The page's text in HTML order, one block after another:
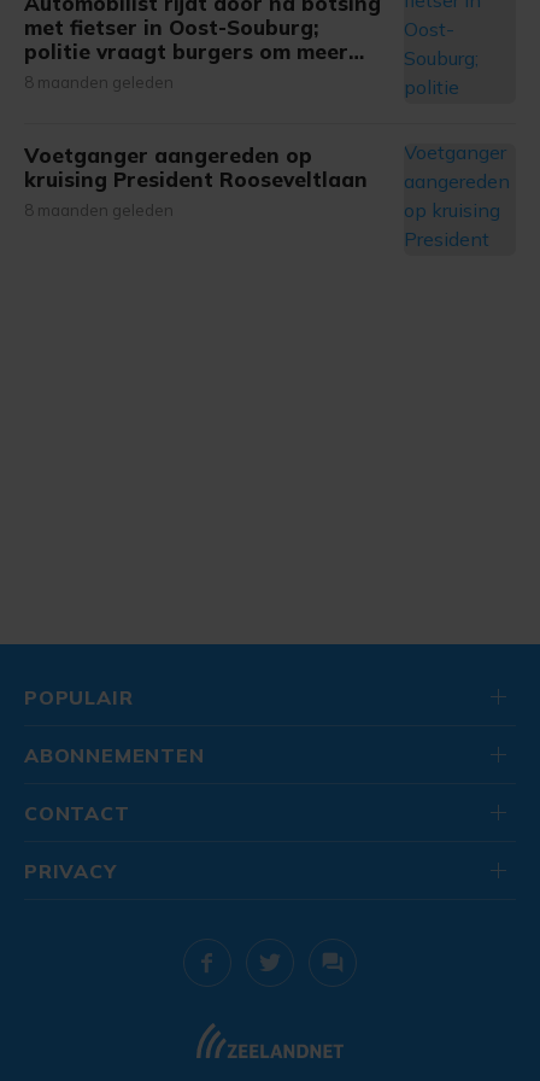
met fietser in Oost-Souburg;
politie vraagt burgers om meer
informatie
8 maanden geleden
Voetganger aangereden op
kruising President Rooseveltlaan
8 maanden geleden
POPULAIR
ABONNEMENTEN
CONTACT
PRIVACY